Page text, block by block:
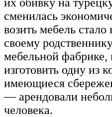
сменилась
возить мебель
своему
мебельной фабрике,
изготовить одну из
имеющиеся
— арендовали
человека.